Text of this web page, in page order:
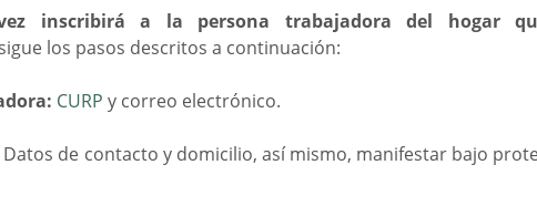
inscribirá a la persona trabajadora del hogar
los pasos descritos a continuación:
CURP y correo electrónico.
Datos de contacto y domicilio, así mismo, manifestar bajo